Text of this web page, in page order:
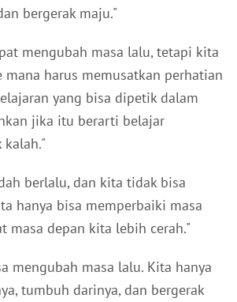
bergerak maju."
mengubah masa lalu, tetapi kita
harus memusatkan perhatian
yang bisa dipetik dalam
jika itu berarti belajar
kalah."
berlalu, dan kita tidak bisa
hanya bisa memperbaiki masa
masa depan kita lebih cerah."
mengubah masa lalu. Kita hanya
tumbuh darinya, dan bergerak